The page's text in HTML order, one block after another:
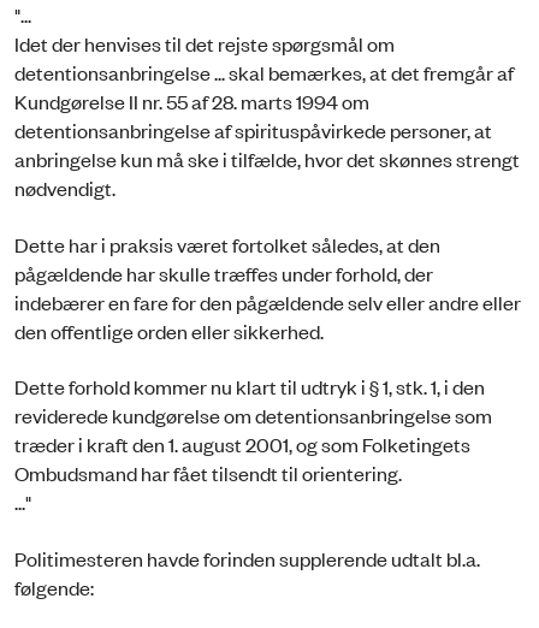
"...
Idet der henvises til det rejste spørgsmål om
detentionsanbringelse ... skal bemærkes, at det fremgår af
Kundgørelse II nr. 55 af 28. marts 1994 om
detentionsanbringelse af spirituspåvirkede personer, at
anbringelse kun må ske i tilfælde, hvor det skønnes strengt
nødvendigt.
Dette har i praksis været fortolket således, at den
pågældende har skulle træffes under forhold, der
indebærer en fare for den pågældende selv eller andre eller
den offentlige orden eller sikkerhed.
Dette forhold kommer nu klart til udtryk i § 1, stk. 1, i den
reviderede kundgørelse om detentionsanbringelse som
træder i kraft den 1. august 2001, og som Folketingets
Ombudsmand har fået tilsendt til orientering.
..."
Politimesteren havde forinden supplerende udtalt bl.a.
følgende: